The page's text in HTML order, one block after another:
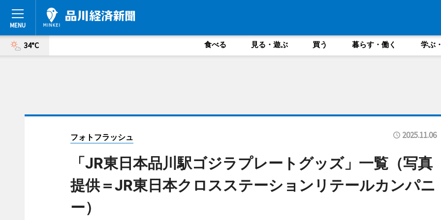
34°C 食べる 見る・遊ぶ 買う 暮らす・働く 学ぶ
フォトフラッシュ 2025.11.06
「JR東日本品川駅ゴジラプレートグッズ」一覧（写真
提供＝JR東日本クロスステーションリテールカンパニ
ー）